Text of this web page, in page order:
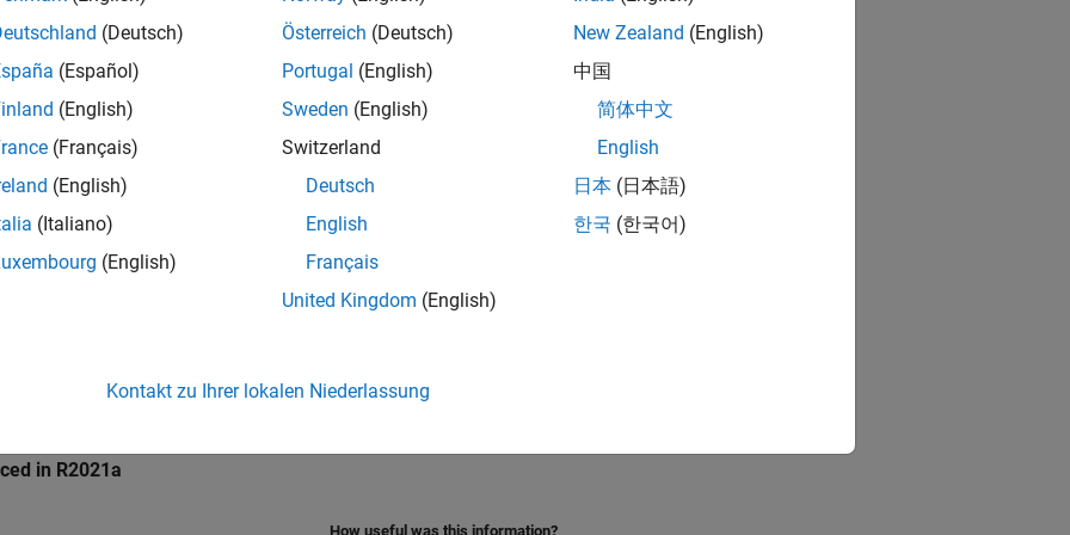
of input registers.
Settings
in R2021a
How useful was this information?
(Deutsch)
(Español)
(English)
(Français)
(English)
(Italiano)
(English)
Österreich (Deutsch)
Portugal (English)
Sweden (English)
Switzerland
Deutsch
English
Français
United Kingdom (English)
New Zealand (English)
中国
简体中文
English
日本 (日本語)
한국 (한국어)
Kontakt zu Ihrer lokalen Niederlassung